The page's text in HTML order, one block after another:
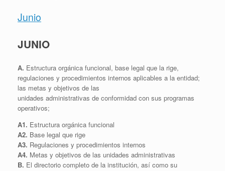
Junio
JUNIO
A. Estructura orgánica funcional, base legal que la rige,
regulaciones y procedimientos internos aplicables a la entidad;
las metas y objetivos de las
unidades administrativas de conformidad con sus programas
operativos;
A1. Estructura orgánica funcional
A2. Base legal que rige
A3. Regulaciones y procedimientos internos
A4. Metas y objetivos de las unidades administrativas
B. El directorio completo de la institución, así como su